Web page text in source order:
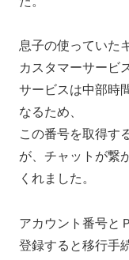
息子の使っていた
カスタマーサービ
サービスは中部時
なるため、
この番号を取得す
が、チャットが繋
くれました。
アカウント番号と
登録すると移行手